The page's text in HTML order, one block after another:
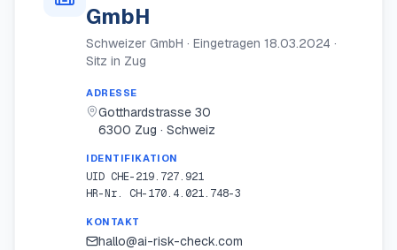
GmbH
Schweizer GmbH · Eingetragen 18.03.2024 ·
Sitz in Zug
ADRESSE
Gotthardstrasse 30
6300 Zug · Schweiz
IDENTIFIKATION
UID CHE-219.727.921
HR-Nr. CH-170.4.021.748-3
KONTAKT
hallo@ai-risk-check.com